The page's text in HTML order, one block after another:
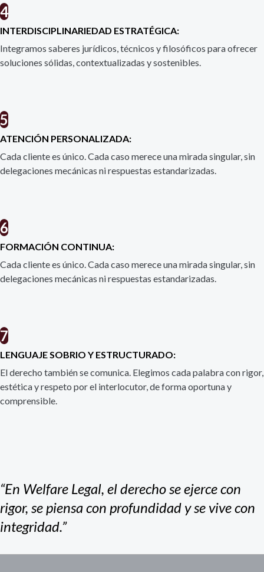
4
INTERDISCIPLINARIEDAD ESTRATÉGICA:
Integramos saberes jurídicos, técnicos y filosóficos para ofrecer
soluciones sólidas, contextualizadas y sostenibles.
5
ATENCIÓN PERSONALIZADA:
Cada cliente es único. Cada caso merece una mirada singular, sin
delegaciones mecánicas ni respuestas estandarizadas.
6
FORMACIÓN CONTINUA:
Cada cliente es único. Cada caso merece una mirada singular, sin
delegaciones mecánicas ni respuestas estandarizadas.
7
LENGUAJE SOBRIO Y ESTRUCTURADO:
El derecho también se comunica. Elegimos cada palabra con rigor,
estética y respeto por el interlocutor, de forma oportuna y
comprensible.
“En Welfare Legal, el derecho se ejerce con
rigor, se piensa con profundidad y se vive con
integridad.”